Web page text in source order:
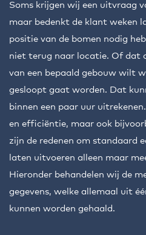
Soms krijgen wij een uitvraag
maar bedenkt de klant weken
positie van de bomen nodig
niet terug naar locatie. Of dat
van een bepaald gebouw wilt
gesloopt gaat worden. Dat
binnen een paar uur
en efficiëntie, maar ook
zijn de redenen om standaard
laten uitvoeren alleen maar
Hieronder behandelen wij de
gegevens, welke allemaal uit
kunnen worden gehaald.